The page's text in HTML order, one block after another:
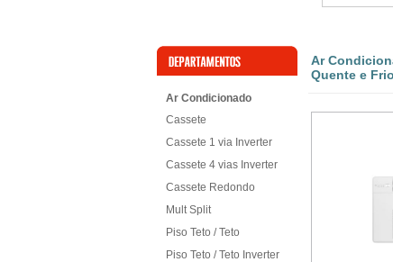
Ar Condicionado
Cassete
Cassete 1 via Inverter
Cassete 4 vias Inverter
Cassete Redondo
Mult Split
Piso Teto / Teto
Piso Teto / Teto Inverter
Ar
Quente e